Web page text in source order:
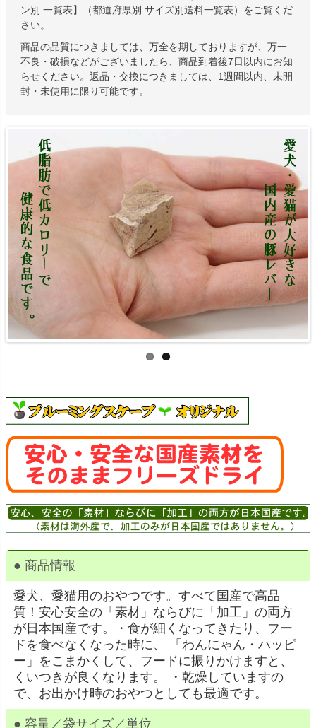
ン別 一覧表】（都道府県別 サイズ別送料一覧表）をご覧くだ
さい。
商品の品質につきましては、万全を期しておりますが、万一
不良・破損などがございましたら、商品到着後7日以内にお知
らせください。返品・交換につきましては、1週間以内、未開
封・未使用に限り可能です。
● 商品情報
愛犬、愛猫用のおやつです。すべて国産で高品
質！安心安全の「素材」ならびに「加工」の両方
が日本国産です。・食が細くなってきたり、フー
ドを食べなくなった時に、 「わんにゃん・ハッピ
ー」をこまかくして、フードに振りかけますと、
くいつきが良くなります。 ・乾燥していますの
で、お出かけ時のおやつとしても最適です。
● 容量／袋サイズ／単位